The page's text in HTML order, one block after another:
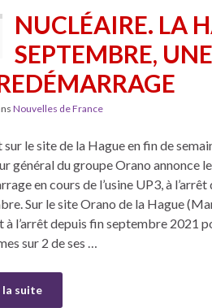
NUCLÉAIRE. LA
SEPTEMBRE,
Nouvelles de France
sur le site de la Hague en fin de
général du groupe Orano annonce le
en cours de l’usine UP3, à
Sur le site Orano de la Hague
à l’arrêt depuis fin septembre 2021
sur 2 de ses …
la suite